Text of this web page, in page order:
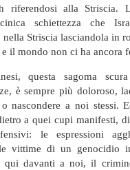
riferendosi alla Striscia.
schiettezza che
Striscia lasciandola in
il mondo non ci ha ancora
questa sagoma scura
è sempre più doloroso,
nascondere a noi stessi.
a quei cupi manifesti,
le espressioni
vittime di un genocidio
qui davanti a noi, il